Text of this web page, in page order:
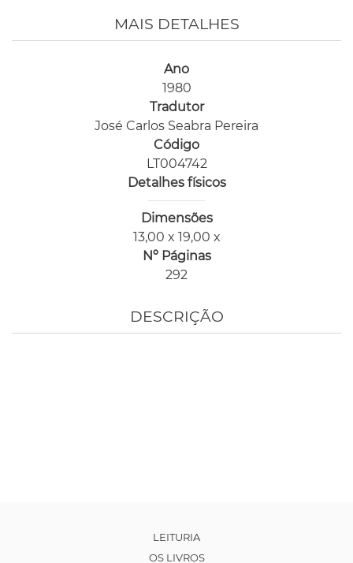
MAIS DETALHES
Ano
1980
Tradutor
José Carlos Seabra Pereira
Código
LT004742
Detalhes físicos
Dimensões
13,00 x 19,00 x
Nº Páginas
292
DESCRIÇÃO
LEITURIA
OS LIVROS